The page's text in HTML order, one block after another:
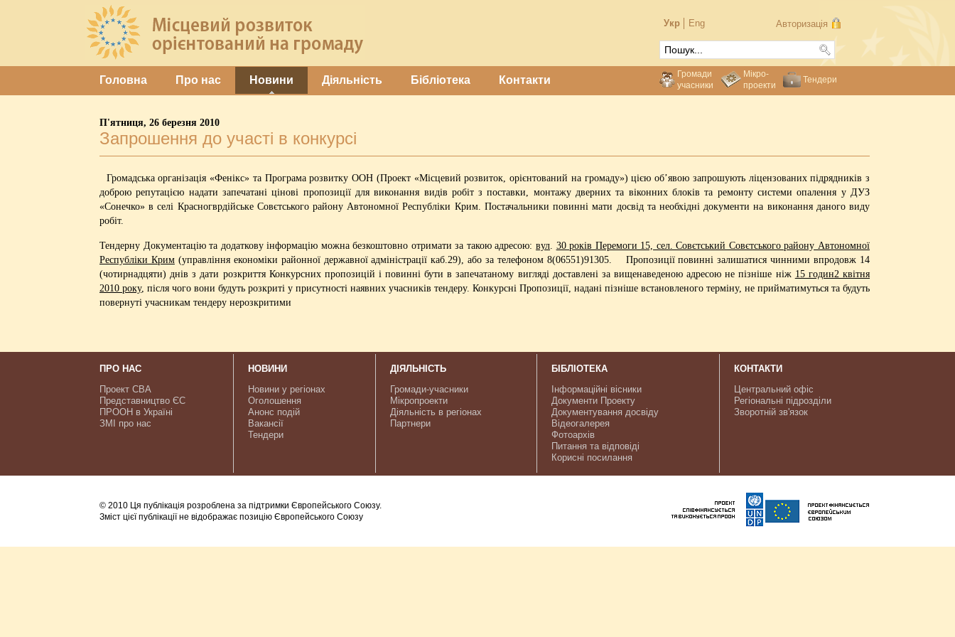
Укр Eng Авторизація
Головна Про нас Новини Діяльність Бібліотека Контакти
Громади
учасники
Мікро-
проекти
Тендери
П'ятниця, 26 березня 2010
Запрошення до участі в конкурсі
Громадська організація «Фенікс» та Програма розвитку ООН (Проект «Місцевий розвиток, орієнтований на громаду») цією об’явою запрошують ліцензованих підрядників з
доброю репутацією надати запечатані цінові пропозиції для виконання видів робіт з поставки, монтажу дверних та віконних блоків та ремонту системи опалення у ДУЗ
«Сонечко» в селі Красногврдійське Совєтського району Автономної Республіки Крим. Постачальники повинні мати досвід та необхідні документи на виконання даного виду
робіт.
Тендерну Документацію та додаткову інформацію можна безкоштовно отримати за такою адресою:вул 30 років Перемоги 15, сел. Совєтський Совєтського району Автономної
Республіки Крим(управління економіки районної державної адміністрації каб.29), або за телефоном 8(06551)91305. Пропозиції повинні залишатися чинними впродовж 14
(чотирнадцяти) днів з дати розкриття Конкурсних пропозицій і повинні бути в запечатаному вигляді доставлені за вищенаведеною адресою не пізніше ніж 15 годин2 квітня
2010 року, після чого вони будуть розкриті у присутності наявних учасників тендеру. Конкурсні Пропозиції, надані пізніше встановленого терміну, не прийматимуться та будуть
повернуті учасникам тендеру нерозкритими
ПРО НАС
Проект CBA
Представництво ЄС
ПРООН в Україні
ЗМІ про нас
НОВИНИ
Новини у регіонах
Оголошення
Анонс подій
Вакансії
Тендери
ДІЯЛЬНІСТЬ
Громади-учасники
Мікропроекти
Діяльність в регіонах
Партнери
БІБЛІОТЕКА
Інформаційні вісники
Документи Проекту
Документування досвіду
Відеогалерея
Фотоархів
Питання та відповіді
Корисні посилання
КОНТАКТИ
Центральний офіс
Регіональні підрозділи
Зворотній зв'язок
© 2010 Ця публікація розроблена за підтримки Європейського Союзу.
Зміст цієї публікації не відображає позицію Європейського Союзу